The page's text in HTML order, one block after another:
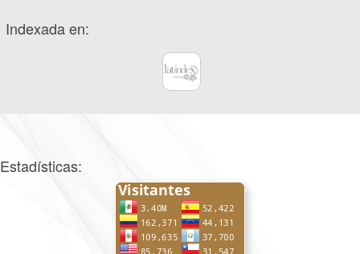
Indexada en:
Estadísticas: